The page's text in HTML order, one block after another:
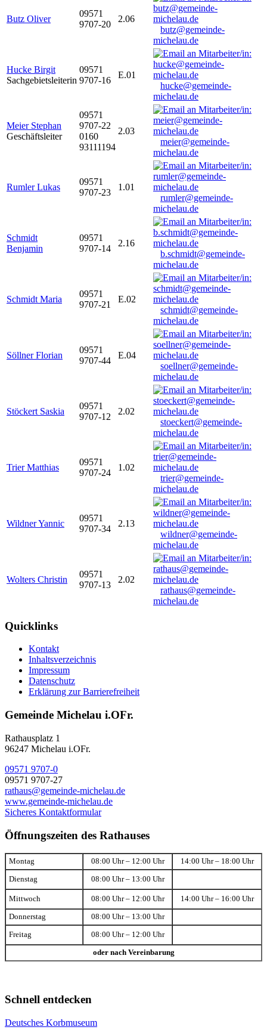
Butz Oliver
09571
9707-20
2.06
butz@gemeinde-
michelau.de
Hucke Birgit
Sachgebietsleiterin
09571
9707-16
E.01
hucke@gemeinde-
michelau.de
Meier Stephan
Geschäftsleiter
09571
9707-22
0160
93111194
2.03
meier@gemeinde-
michelau.de
Rumler Lukas
09571
9707-23
1.01
rumler@gemeinde-
michelau.de
Schmidt
Benjamin
09571
9707-14
2.16
b.schmidt@gemeinde-
michelau.de
Schmidt Maria
09571
9707-21
E.02
schmidt@gemeinde-
michelau.de
Söllner Florian
09571
9707-44
E.04
soellner@gemeinde-
michelau.de
Stöckert Saskia
09571
9707-12
2.02
stoeckert@gemeinde-
michelau.de
Trier Matthias
09571
9707-24
1.02
trier@gemeinde-
michelau.de
Wildner Yannic
09571
9707-34
2.13
wildner@gemeinde-
michelau.de
Wolters Christin
09571
9707-13
2.02
rathaus@gemeinde-
michelau.de
Quicklinks
Kontakt
Inhaltsverzeichnis
Impressum
Datenschutz
Erklärung zur Barrierefreiheit
Gemeinde Michelau i.OFr.
Rathausplatz 1
96247 Michelau i.OFr.
09571 9707-0
09571 9707-27
rathaus@gemeinde-michelau.de
www.gemeinde-michelau.de
Sicheres Kontaktformular
Öffnungszeiten des Rathauses
Montag 08:00 Uhr – 12:00 Uhr 14:00 Uhr – 18:00 Uhr
Dienstag 08:00 Uhr – 13:00 Uhr
Mittwoch 08:00 Uhr – 12:00 Uhr 14:00 Uhr – 16:00 Uhr
Donnerstag 08:00 Uhr – 13:00 Uhr
Freitag 08:00 Uhr – 12:00 Uhr
oder nach Vereinbarung
Schnell entdecken
Deutsches Korbmuseum